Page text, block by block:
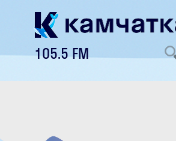
105.5 FM